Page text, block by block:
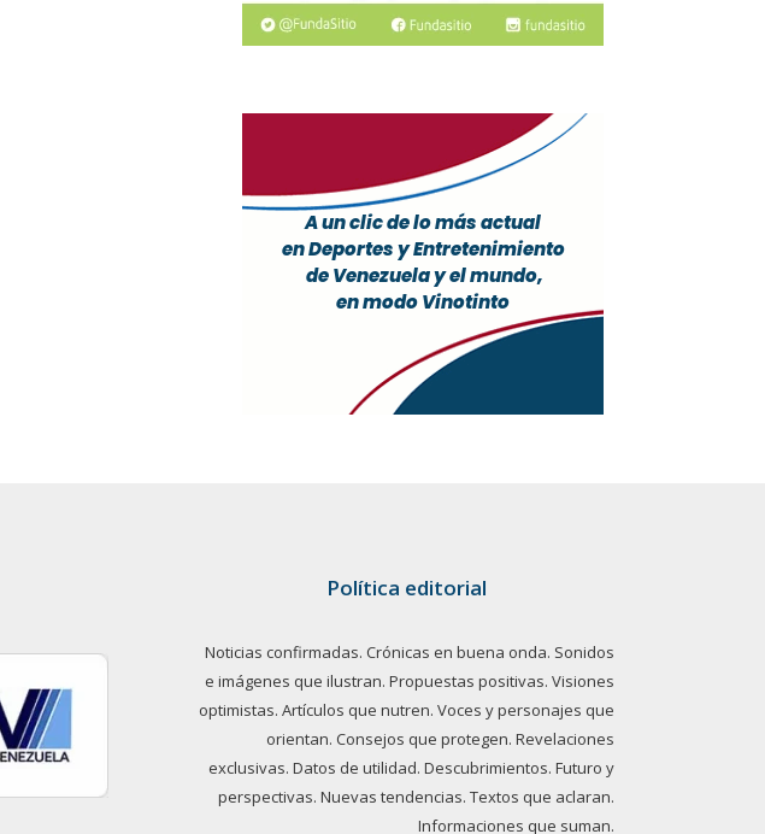
Política editorial
Noticias confirmadas. Crónicas en buena onda. Sonidos
e imágenes que ilustran. Propuestas positivas. Visiones
optimistas. Artículos que nutren. Voces y personajes que
orientan. Consejos que protegen. Revelaciones
exclusivas. Datos de utilidad. Descubrimientos. Futuro y
perspectivas. Nuevas tendencias. Textos que aclaran.
Informaciones que suman.